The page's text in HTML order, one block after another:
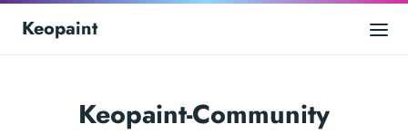
Keopaint
Keopaint-Community